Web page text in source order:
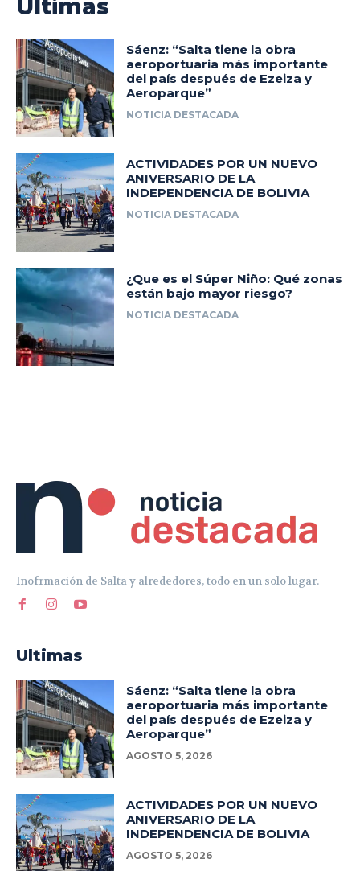
Inofrmación de Salta y alrededores, todo en un solo lugar.
Ultimas
Sáenz: “Salta tiene la obra
aeroportuaria más importante
del país después de Ezeiza y
Aeroparque”
AGOSTO 5, 2026
ACTIVIDADES POR UN NUEVO
ANIVERSARIO DE LA
INDEPENDENCIA DE BOLIVIA
AGOSTO 5, 2026